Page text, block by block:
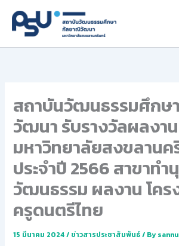
content
สถาบันวัฒนธรรมศึกษ
วัฒนา รับรางวัลผลงา
มหาวิทยาลัยสงขลานค
ประจำปี 2566 สาขาท
วัฒนธรรม ผลงาน โคร
ครูดนตรีไทย
15 มีนาคม 2024/ ข่าวสารประชาสัมพันธ์/ By